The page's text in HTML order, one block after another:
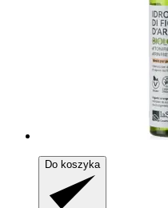
Do koszyka